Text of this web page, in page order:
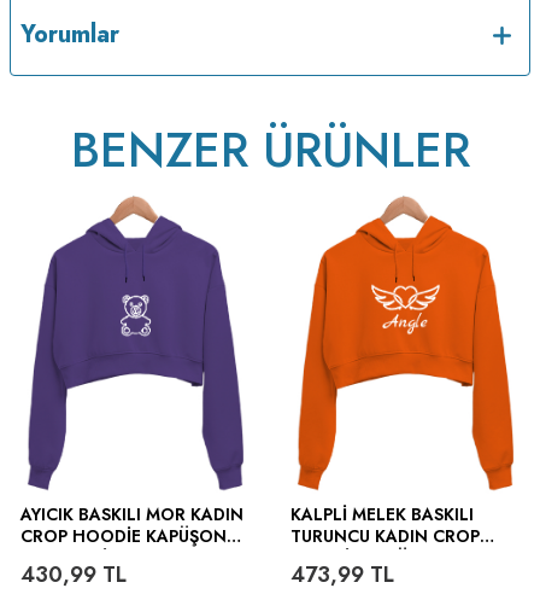
v223.22
Yorumlar
BENZER ÜRÜNLER
AYICIK BASKILI MOR KADIN
CROP HOODIE KAPÜŞONLU
430,99 TL
KALPLI MELEK BASKILI
TURUNCU KADIN CROP
SWEATSHIRT
473,99TL